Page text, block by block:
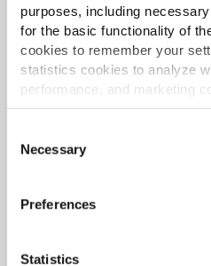
purposes, including
for the basic functionality of
cookies to remember your
statistics cookies to analyze
performance, and marketing
personalized content and
By clicking 'Allow all cookies',
all cookies. If you'd like to
you can do so by clicking the
'Allow selection.'
To learn more about our
Selection
Necessary
Preferences
Statistics
a majú radi.³ Ochutené
požiadavku dokonale
KONTAKTUJTE NÁS
Situácia na trhu s
Technomic Správa o
trendoch v oblasti